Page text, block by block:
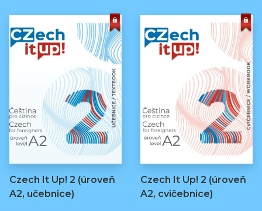
Czech It Up! 2 (úroveň
A2, učebnice)
Czech It Up! 2 (úroveň
A2, cvičebnice)